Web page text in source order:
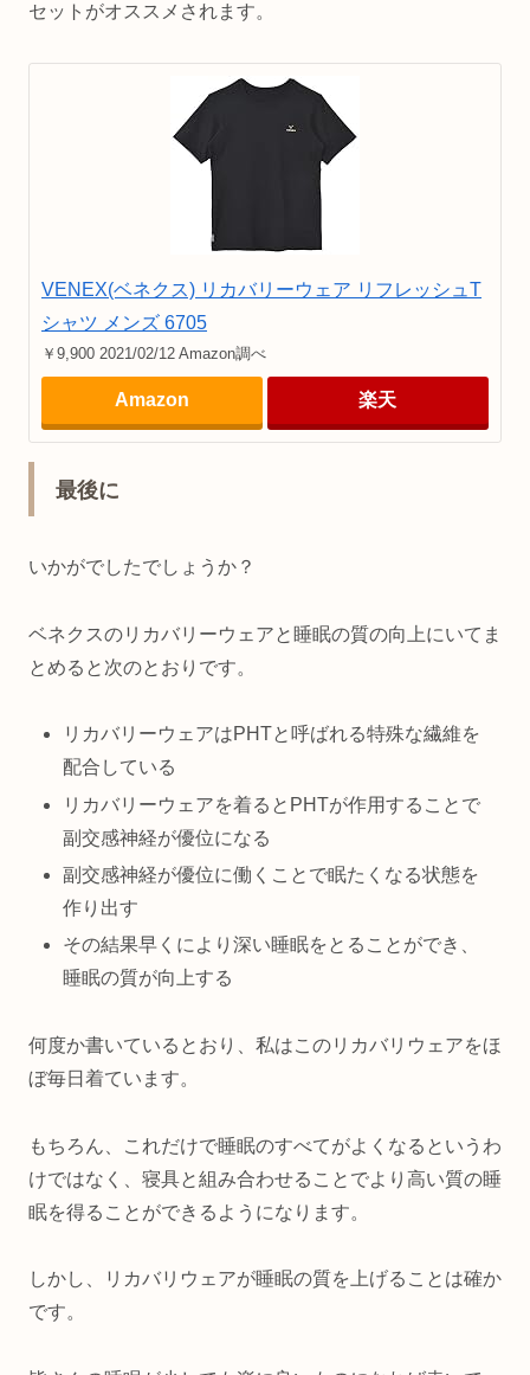
セットがオススメされます。
VENEX(ベネクス) リカバリーウェア リフレッシュT
シャツ メンズ 6705
￥9,900 2021/02/12 Amazon調べ
Amazon 楽天
最後に
いかがでしたでしょうか？
ベネクスのリカバリーウェアと睡眠の質の向上にいてま
とめると次のとおりです。
リカバリーウェアはPHTと呼ばれる特殊な繊維を
配合している
リカバリーウェアを着るとPHTが作用することで
副交感神経が優位になる
副交感神経が優位に働くことで眠たくなる状態を
作り出す
その結果早くにより深い睡眠をとることができ、
睡眠の質が向上する
何度か書いているとおり、私はこのリカバリウェアをほ
ぼ毎日着ています。
もちろん、これだけで睡眠のすべてがよくなるというわ
けではなく、寝具と組み合わせることでより高い質の睡
眠を得ることができるようになります。
しかし、リカバリウェアが睡眠の質を上げることは確か
です。